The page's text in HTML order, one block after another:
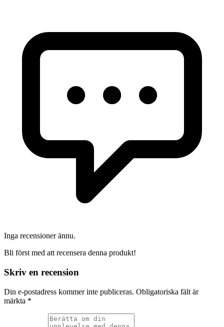
Inga recensioner ännu.
Bli först med att recensera denna produkt!
Skriv en recension
Din e-postadress kommer inte publiceras. Obligatoriska fält är
märkta *